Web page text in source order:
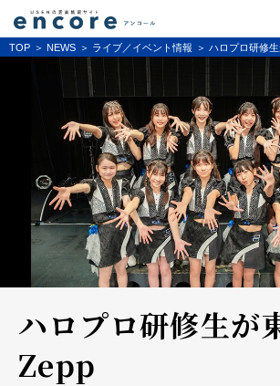
TOP NEWS ライブ／イベント情報 ハロプロ研修
ハロプロ研修生が
Zepp